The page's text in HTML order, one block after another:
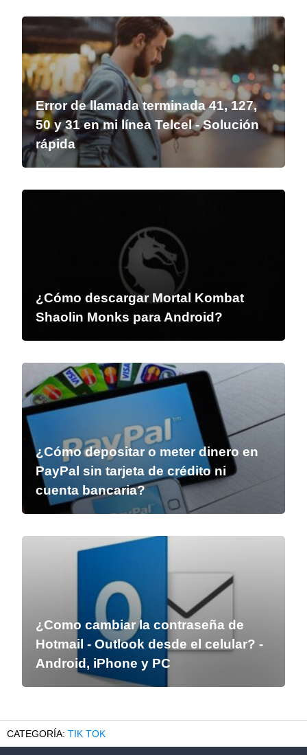
Error de llamada terminada 41, 127,
50 y 31 en mi línea Telcel - Solución
rápida
¿Cómo descargar Mortal Kombat
Shaolin Monks para Android?
¿Cómo depositar o meter dinero en
PayPal sin tarjeta de crédito ni
cuenta bancaria?
¿Como cambiar la contraseña de
Hotmail - Outlook desde el celular? -
Android, iPhone y PC
TIK TOK